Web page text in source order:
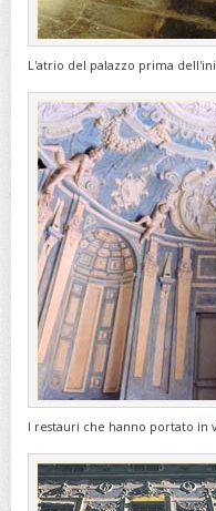
L'atrio del palazzo prima
I restauri che hanno portato in